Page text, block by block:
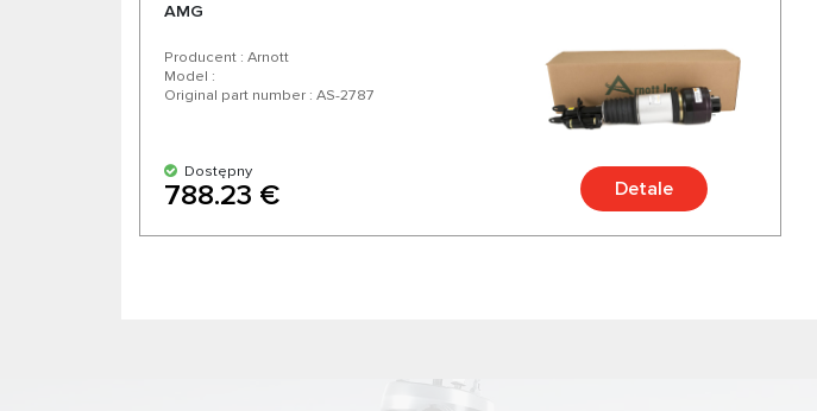
AMG
Producent : Arnott
Model :
Original part number : AS-2787
Dostępny
788.23 € Detale